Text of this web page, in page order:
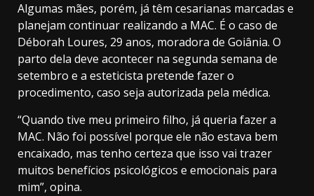
Algumas mães, porém, já têm cesarianas marcadas e
planejam continuar realizando a MAC. É o caso de
Déborah Loures, 29 anos, moradora de Goiânia. O
parto dela deve acontecer na segunda semana de
setembro e a esteticista pretende fazer o
procedimento, caso seja autorizada pela médica.
“Quando tive meu primeiro filho, já queria fazer a
MAC. Não foi possível porque ele não estava bem
encaixado, mas tenho certeza que isso vai trazer
muitos benefícios psicológicos e emocionais para
mim”, opina.